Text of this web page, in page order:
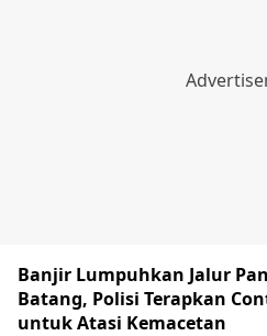
Banjir Lumpuhkan Jalur
Batang, Polisi Terapkan
untuk Atasi Kemacetan